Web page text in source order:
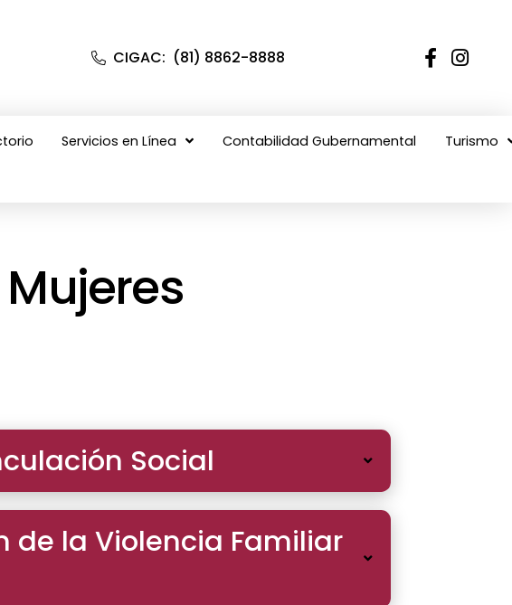
CIGAC: (81) 8862-8888
Servicios en Línea Contabilidad Gubernamental Turismo
Social
de la Violencia Familiar